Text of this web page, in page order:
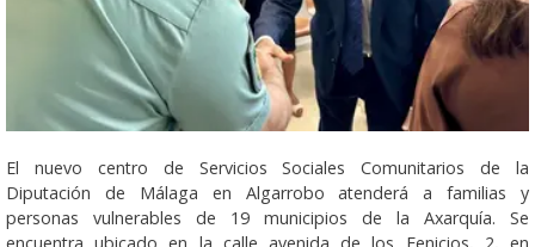
El nuevo centro de Servicios Sociales Comunitarios de la
Diputación de Málaga en Algarrobo atenderá a familias y
personas vulnerables de 19 municipios de la Axarquía. Se
encuentra ubicado en la calle avenida de los Fenicios, 2, en